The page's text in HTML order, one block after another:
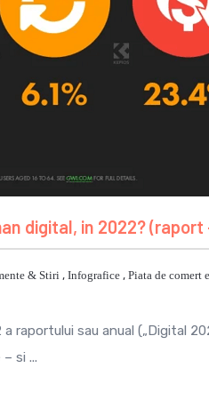
digital, in 2022?
& Stiri, Infografice , Piata de comert
sau anual („Digital
si ...